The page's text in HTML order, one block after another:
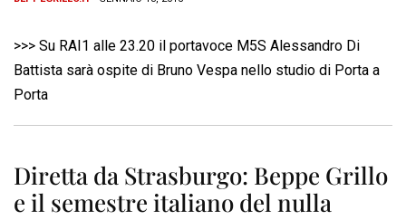
>>> Su RAI1 alle 23.20 il portavoce M5S Alessandro Di
Battista sarà ospite di Bruno Vespa nello studio di Porta a
Porta
Diretta da Strasburgo: Beppe Grillo
e il semestre italiano del nulla